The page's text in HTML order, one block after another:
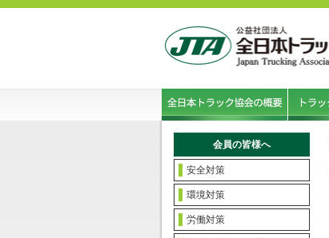
会員の皆様へ
安全対策
環境対策
労働対策